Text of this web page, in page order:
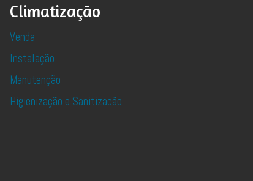
Climatização
Venda
Instalação
Manutenção
Higienização e Sanitizacão